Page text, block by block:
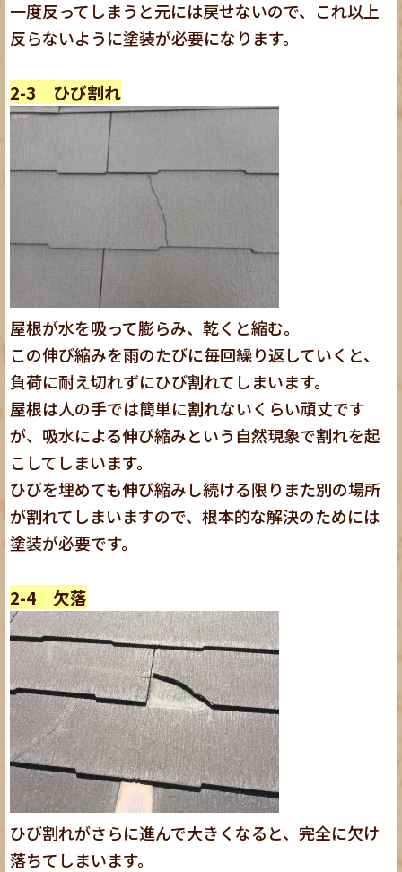
一度反ってしまうと元には戻せないので、これ以上
反らないように塗装が必要になります。
2-3 ひび割れ
屋根が水を吸って膨らみ、乾くと縮む。
この伸び縮みを雨のたびに毎回繰り返していくと、
負荷に耐え切れずにひび割れてしまいます。
屋根は人の手では簡単に割れないくらい頑丈です
が、 吸水による伸び縮みという自然現象で割れを起
こしてしまいます。
ひびを埋めても伸び縮みし続ける限りまた別の場所
が割れてしまいますので、根本的な解決のためには
塗装が必要です。
2-4 欠落
ひび割れがさらに進んで大きくなると、完全に欠け
落ちてしまいます。